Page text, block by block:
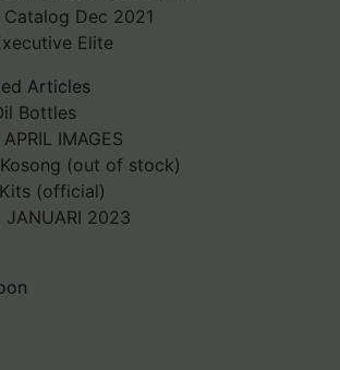
Dec 2021
Elite
Articles
Bottles
IMAGES
(out of stock)
(official)
JANUARI 2023